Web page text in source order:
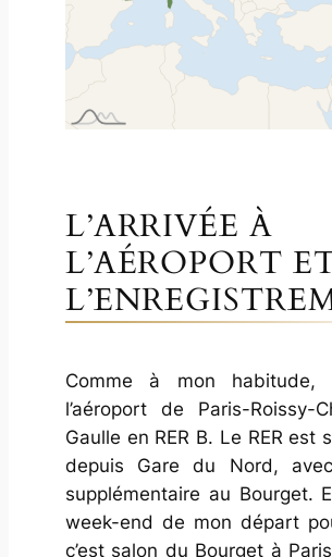
l
c
a
e
d
t
6
8
9
9
9
2
3
L’ARRIVÉE À
L’AÉROPORT
Comme à mon habitude,
l’aéroport de Paris-Roissy-
Gaulle en RER B. Le RER est
depuis Gare du Nord,
supplémentaire au Bourget.
week-end de mon départ
c’est salon du Bourget à